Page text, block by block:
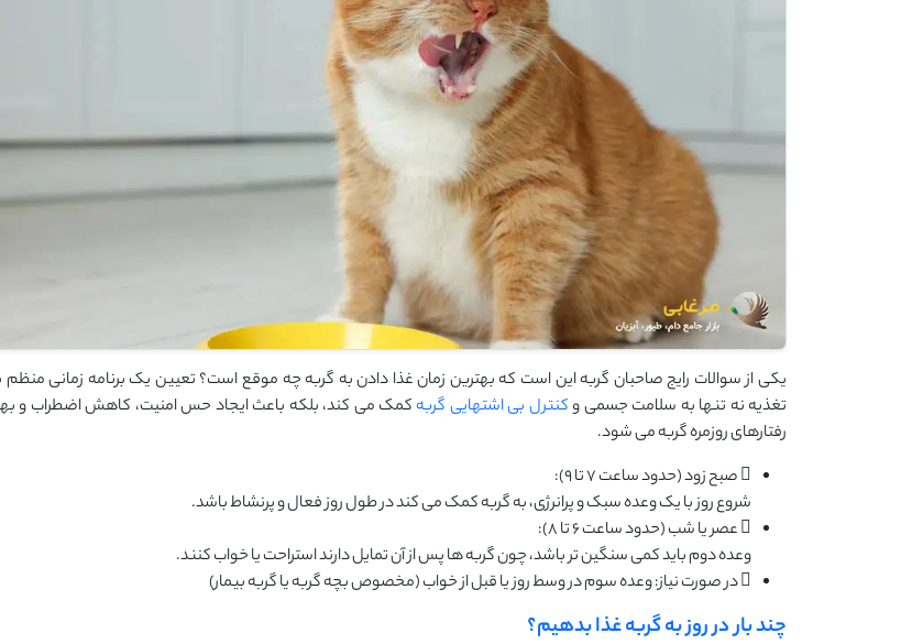
یکی از سوالات رایج صاحبان گربه این است که بهترین زمان غذا دادن به گربه چه موقع است؟ تعیین یک برنامه زمانی منظم
تغذیه نه تنها به سلامت جسمی وکنترل بی اشتهایی گربهکمک می‌ کند، بلکه باعث ایجاد حس امنیت، کاهش اضطراب و
رفتارهای روزمره گربه می ‌شود.
 صبح زود (حدود ساعت ۷ تا ۹):
شروع روز با یک وعده سبک و پرانرژی، به گربه کمک می‌ کند در طول روز فعال و پرنشاط باشد.
 عصر یا شب (حدود ساعت ۶ تا ۸):
وعده دوم باید کمی سنگین ‌تر باشد، چون گربه‌ ها پس از آن تمایل دارند استراحت یا خواب کنند.
 در صورت نیاز: وعده سوم در وسط روز یا قبل از خواب (مخصوص بچه ‌گربه یا گربه بیمار)
چند بار در روز به گربه غذا بدهیم؟